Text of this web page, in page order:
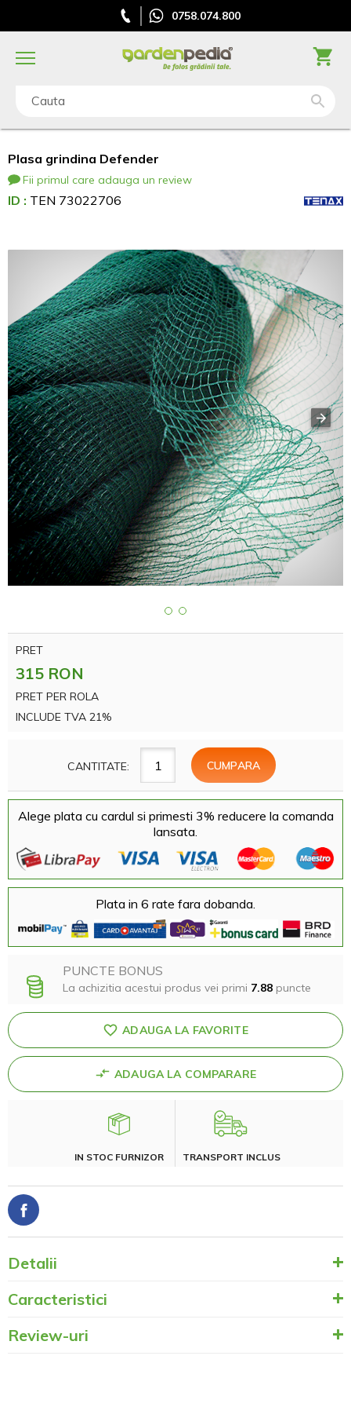
0758.074.800
Cauta
Plasa grindina Defender
Fii primul care adauga un review
ID : TEN 73022706
PRET
315 RON
PRET PER ROLA
INCLUDE TVA 21%
CANTITATE:
Alege plata cu cardul si primesti 3% reducere la comanda
lansata.
Plata in 6 rate fara dobanda.
PUNCTE BONUS
La achizitia acestui produs vei primi 7.88 puncte
ADAUGA LA FAVORITE
ADAUGA LA COMPARARE
IN STOC FURNIZOR TRANSPORT INCLUS
Detalii
Caracteristici
Review-uri